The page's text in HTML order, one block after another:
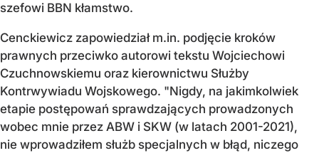
szefowi BBN kłamstwo.
Cenckiewicz zapowiedział m.in. podjęcie kroków
prawnych przeciwko autorowi tekstu Wojciechowi
Czuchnowskiemu oraz kierownictwu Służby
Kontrwywiadu Wojskowego. "Nigdy, na jakimkolwiek
etapie postępowań sprawdzających prowadzonych
wobec mnie przez ABW i SKW (w latach 2001-2021),
nie wprowadziłem służb specjalnych w błąd, niczego